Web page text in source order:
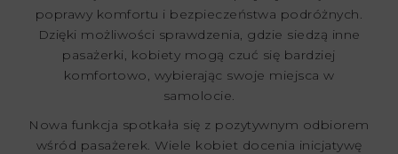
poprawy komfortu i bezpieczeństwa podróżnych.
Dzięki możliwości sprawdzenia, gdzie siedzą inne
pasażerki, kobiety mogą czuć się bardziej
komfortowo, wybierając swoje miejsca w
samolocie.
Nowa funkcja spotkała się z pozytywnym odbiorem
wśród pasażerek. Wiele kobiet docenia inicjatywę